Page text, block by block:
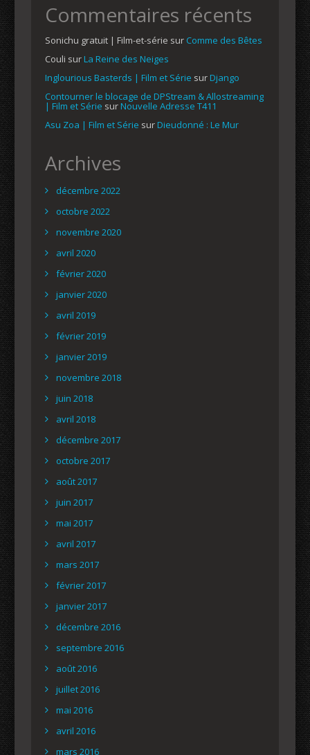
Commentaires récents
Sonichu gratuit | Film-et-série sur Comme des Bêtes
Couli surLa Reine des Neiges
Inglourious Basterds | Film et Série surDjango
Contourner le blocage de DPStream & Allostreaming
| Film et Série surNouvelle Adresse T411
Asu Zoa | Film et Série surDieudonné : Le Mur
Archives
décembre 2022
octobre 2022
novembre 2020
avril 2020
février 2020
janvier 2020
avril 2019
février 2019
janvier 2019
novembre 2018
juin 2018
avril 2018
décembre 2017
octobre 2017
août 2017
juin 2017
mai 2017
avril 2017
mars 2017
février 2017
janvier 2017
décembre 2016
septembre 2016
août 2016
juillet 2016
mai 2016
avril 2016
mars 2016